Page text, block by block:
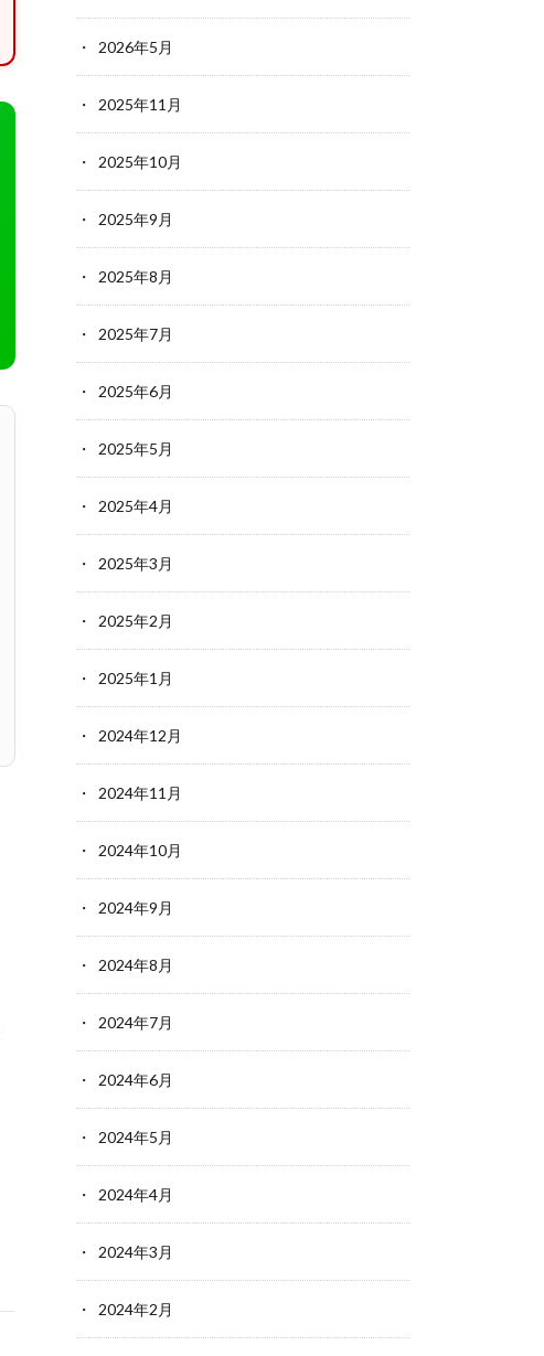
2026年5月
2025年11月
2025年10月
2025年9月
2025年8月
2025年7月
2025年6月
2025年5月
2025年4月
2025年3月
2025年2月
2025年1月
2024年12月
2024年11月
2024年10月
2024年9月
2024年8月
2024年7月
2024年6月
2024年5月
2024年4月
2024年3月
2024年2月